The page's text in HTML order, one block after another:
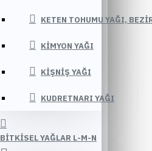
KETEN TOHUMU YAĞI,
KIMYON YAĞI
KIŞNIŞ YAĞI
KUDRETNARI YAĞI
BITKISEL YAĞLAR L-M-N